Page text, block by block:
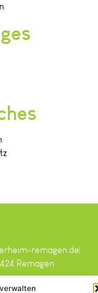
vorbehalten.
remagen.de
Remagen